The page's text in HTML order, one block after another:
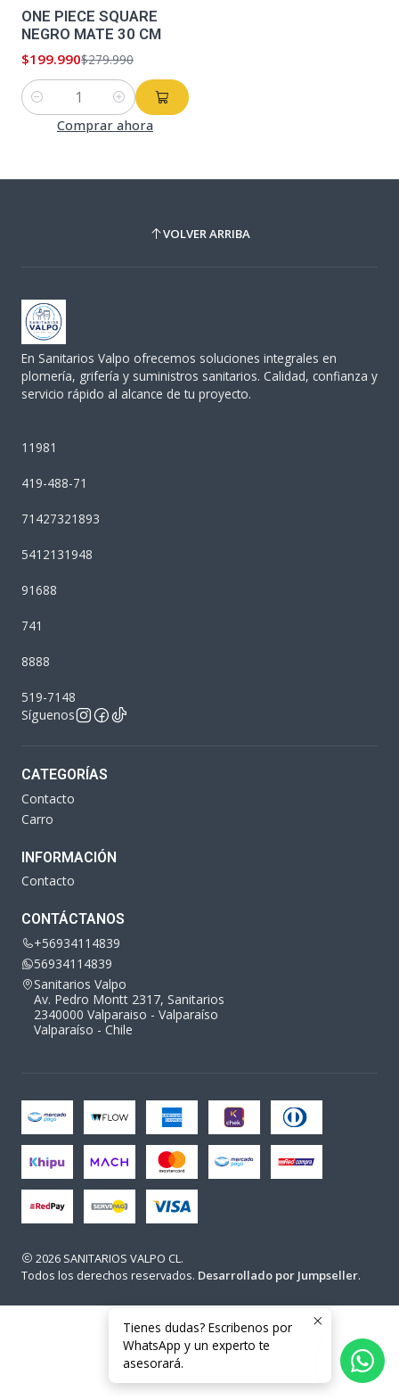
ONE PIECE SQUARE
NEGRO MATE 30 CM
$199.990$279.990
Cantidad
Comprar ahora
VOLVER ARRIBA
En Sanitarios Valpo ofrecemos soluciones integrales en
plomería, grifería y suministros sanitarios. Calidad, confianza y
servicio rápido al alcance de tu proyecto.
11981
419-488-71
71427321893
5412131948
91688
741
8888
519-7148
Síguenos
CATEGORÍAS
Contacto
Carro
INFORMACIÓN
Contacto
CONTÁCTANOS
+56934114839
56934114839
Sanitarios Valpo
Av. Pedro Montt 2317, Sanitarios
2340000 Valparaiso - Valparaíso
Valparaíso - Chile
2026 SANITARIOS VALPO CL.
Todos los derechos reservados. Desarrollado por Jumpseller.
Tienes dudas? Escribenos por
WhatsApp y un experto te
asesorará.